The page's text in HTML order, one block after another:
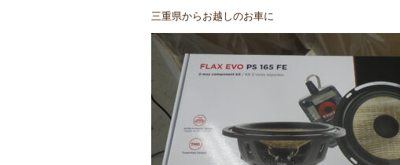
三重県からお越しのお車に